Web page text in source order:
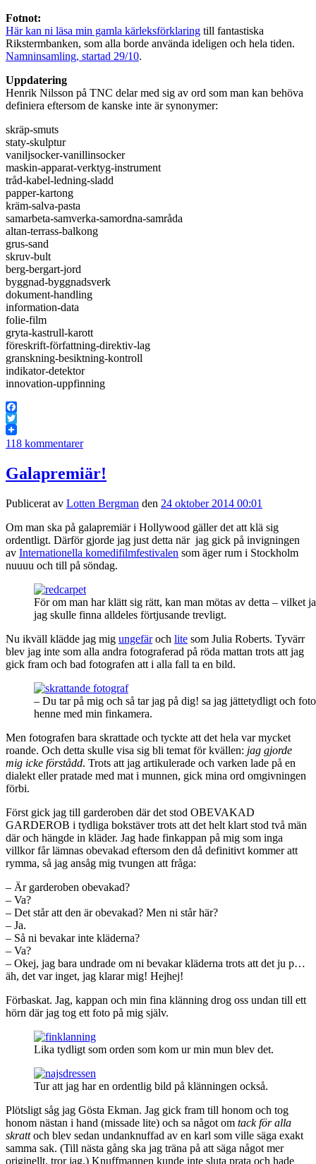
Fotnot:
Här kan ni läsa min gamla kärleksförklaring till fantastiska
Rikstermbanken, som alla borde använda ideligen och hela tiden.
Namninsamling, startad 29/10.
Uppdatering
Henrik Nilsson på TNC delar med sig av ord som man kan behöva
definiera eftersom de kanske inte är synonymer:
skräp-smuts
staty-skulptur
vaniljsocker-vanillinsocker
maskin-apparat-verktyg-instrument
tråd-kabel-ledning-sladd
papper-kartong
kräm-salva-pasta
samarbeta-samverka-samordna-samråda
altan-terrass-balkong
grus-sand
skruv-bult
berg-bergart-jord
byggnad-byggnadsverk
dokument-handling
information-data
folie-film
gryta-kastrull-karott
föreskrift-författning-direktiv-lag
granskning-besiktning-kontroll
indikator-detektor
innovation-uppfinning
Facebook
Twitter
118 kommentarer
Galapremiär!
Publicerat av Lotten Bergman den 24 oktober 2014 00:01
Om man ska på galapremiär i Hollywood gäller det att klä sig
ordentligt. Därför gjorde jag just detta när jag gick på invigningen
av Internationella komedifilmfestivalen som äger rum i Stockholm
nuuuu och till på söndag.
För om man har klätt sig rätt, kan man mötas av detta – vilket
jag skulle finna alldeles förtjusande trevligt.
Nu ikväll klädde jag mig ungefäroch lite som Julia Roberts. Tyvärr
blev jag inte som alla andra fotograferad på röda mattan trots att jag
gick fram och bad fotografen att i alla fall ta en bild.
– Du tar på mig och så tar jag på dig! sa jag jättetydligt och
henne med min finkamera.
Men fotografen bara skrattade och tyckte att det hela var mycket
roande. Och detta skulle visa sig bli temat för kvällen: jag gjorde
mig icke förstådd. Trots att jag artikulerade och varken lade på en
dialekt eller pratade med mat i munnen, gick mina ord omgivningen
förbi.
Först gick jag till garderoben där det stod OBEVAKAD
GARDEROB i tydliga bokstäver trots att det helt klart stod två män
där och hängde in kläder. Jag hade finkappan på mig som inga
villkor får lämnas obevakad eftersom den då definitivt kommer att
rymma, så jag ansåg mig tvungen att fråga:
– Är garderoben obevakad?
– Va?
– Det står att den är obevakad? Men ni står här?
– Ja.
– Så ni bevakar inte kläderna?
– Va?
– Okej, jag bara undrade om ni bevakar kläderna trots att det ju p…
äh, det var inget, jag klarar mig! Hejhej!
Förbaskat. Jag, kappan och min fina klänning drog oss undan till ett
hörn där jag tog ett foto på mig själv.
Lika tydligt som orden som kom ur min mun blev det.
Tur att jag har en ordentlig bild på klänningen också.
Plötsligt såg jag Gösta Ekman. Jag gick fram till honom och tog
honom nästan i hand (missade lite) och sa något om tack för alla
skrattoch blev sedan undanknuffad av en karl som ville säga exakt
samma sak. (Till nästa gång ska jag träna på att säga något mer
originellt, tror jag.) Knuffmannen kunde inte sluta prata och hade